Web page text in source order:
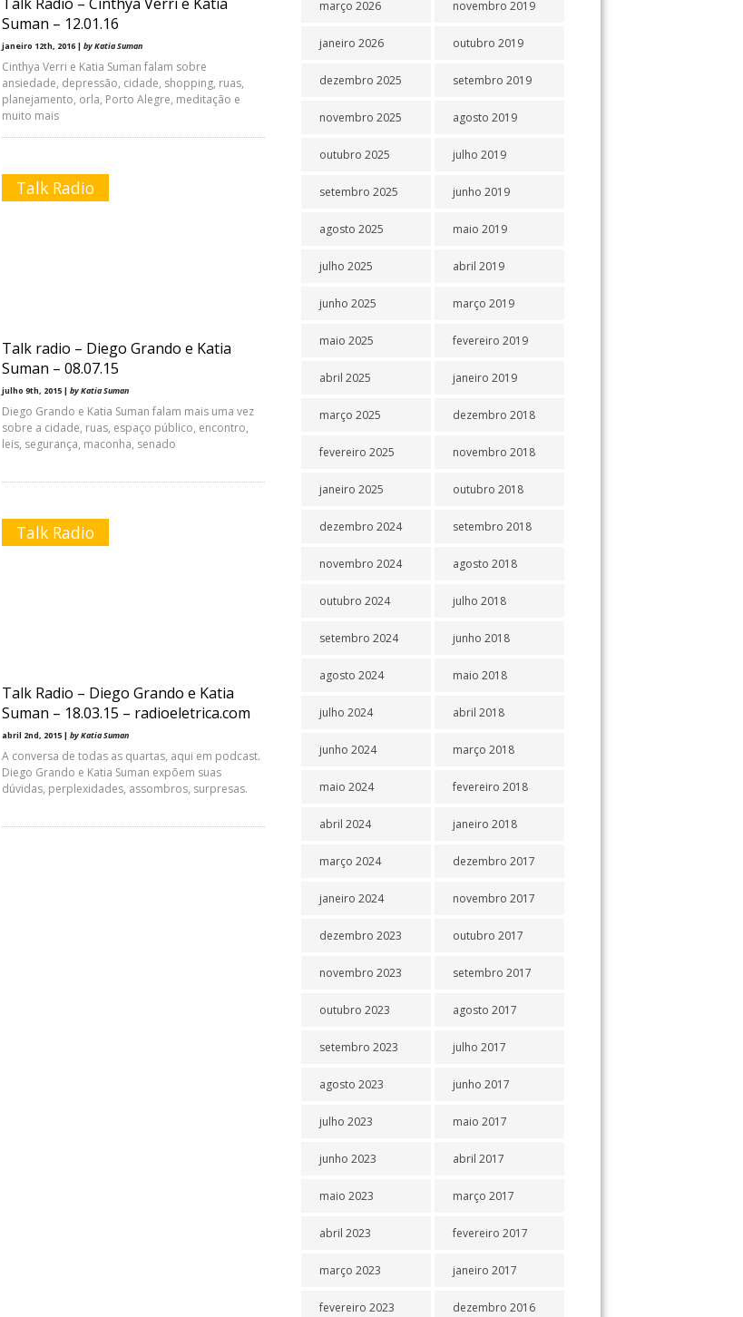
Suman – 12.01.16
janeiro 12th, 2016 | by Katia Suman
Cinthya Verri e Katia Suman falam sobre
ansiedade, depressão, cidade, shopping, ruas,
planejamento, orla, Porto Alegre, meditação e
muito mais
Talk Radio
Talk radio – Diego Grando e Katia
Suman – 08.07.15
julho 9th, 2015 | by Katia Suman
Diego Grando e Katia Suman falam mais uma vez
sobre a cidade, ruas, espaço público, encontro,
leis, segurança, maconha, senado
Talk Radio
Talk Radio – Diego Grando e Katia
Suman – 18.03.15 – radioeletrica.com
abril 2nd, 2015 | by Katia Suman
A conversa de todas as quartas, aqui em podcast.
Diego Grando e Katia Suman expõem suas
dúvidas, perplexidades, assombros, surpresas.
março 2026
janeiro 2026
dezembro 2025
novembro 2025
outubro 2025
setembro 2025
agosto 2025
julho 2025
junho 2025
maio 2025
abril 2025
março 2025
fevereiro 2025
janeiro 2025
dezembro 2024
novembro 2024
outubro 2024
setembro 2024
agosto 2024
julho 2024
junho 2024
maio 2024
abril 2024
março 2024
janeiro 2024
dezembro 2023
novembro 2023
outubro 2023
setembro 2023
agosto 2023
julho 2023
junho 2023
maio 2023
abril 2023
março 2023
fevereiro 2023
novembro 2019
outubro 2019
setembro 2019
agosto 2019
julho 2019
junho 2019
maio 2019
abril 2019
março 2019
fevereiro 2019
janeiro 2019
dezembro 2018
novembro 2018
outubro 2018
setembro 2018
agosto 2018
julho 2018
junho 2018
maio 2018
abril 2018
março 2018
fevereiro 2018
janeiro 2018
dezembro 2017
novembro 2017
outubro 2017
setembro 2017
agosto 2017
julho 2017
junho 2017
maio 2017
abril 2017
março 2017
fevereiro 2017
janeiro 2017
dezembro 2016